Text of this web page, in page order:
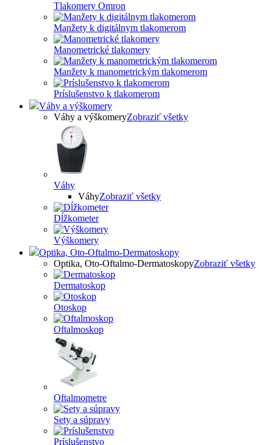
Tlakomery Omron
Manžety k digitálnym tlakomerom
Manometrické tlakomery
Manžety k manometrickým tlakomerom
Príslušenstvo k tlakomerom
Váhy a výškomery
Váhy a výškomeryZobraziť všetky
Váhy
VáhyZobraziť všetky
Dĺžkometer
Výškomery
Optika, Oto-Oftalmo-Dermatoskopy
Optika, Oto-Oftalmo-DermatoskopyZobraziť všetky
Dermatoskop
Otoskop
Oftalmoskop
Oftalmometre
Sety a súpravy
Príslušenstvo